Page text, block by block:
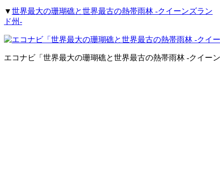
▼世界最大の珊瑚礁と世界最古の熱帯雨林 -クイーンズラン
ド州-
エコナビ「世界最大の珊瑚礁と世界最古の熱帯雨林 -クイー